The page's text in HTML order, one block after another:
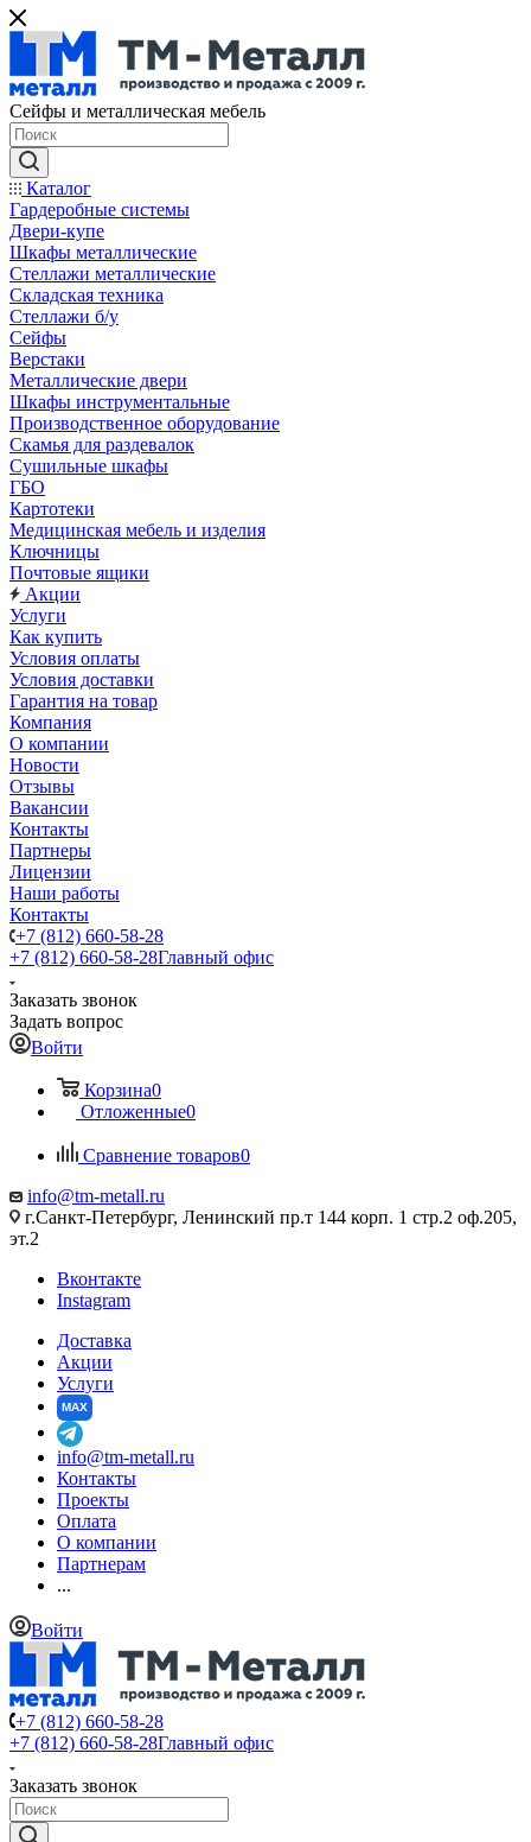
Сейфы и металлическая мебель
Каталог
Гардеробные системы
Двери-купе
Шкафы металлические
Стеллажи металлические
Складская техника
Стеллажи б/у
Сейфы
Верстаки
Металлические двери
Шкафы инструментальные
Производственное оборудование
Скамья для раздевалок
Сушильные шкафы
ГБО
Картотеки
Медицинская мебель и изделия
Ключницы
Почтовые ящики
Акции
Услуги
Как купить
Условия оплаты
Условия доставки
Гарантия на товар
Компания
О компании
Новости
Отзывы
Вакансии
Контакты
Партнеры
Лицензии
Наши работы
Контакты
+7 (812) 660-58-28
+7 (812) 660-58-28Главный офис
Заказать звонок
Задать вопрос
Войти
Корзина0
Отложенные0
Сравнение товаров0
info@tm-metall.ru
г.Санкт-Петербург, Ленинский пр.т 144 корп. 1 стр.2 оф.205,
эт.2
Вконтакте
Instagram
Доставка
Акции
Услуги
MAX
info@tm-metall.ru
Контакты
Проекты
Оплата
О компании
Партнерам
...
Войти
+7 (812) 660-58-28
+7 (812) 660-58-28Главный офис
Заказать звонок